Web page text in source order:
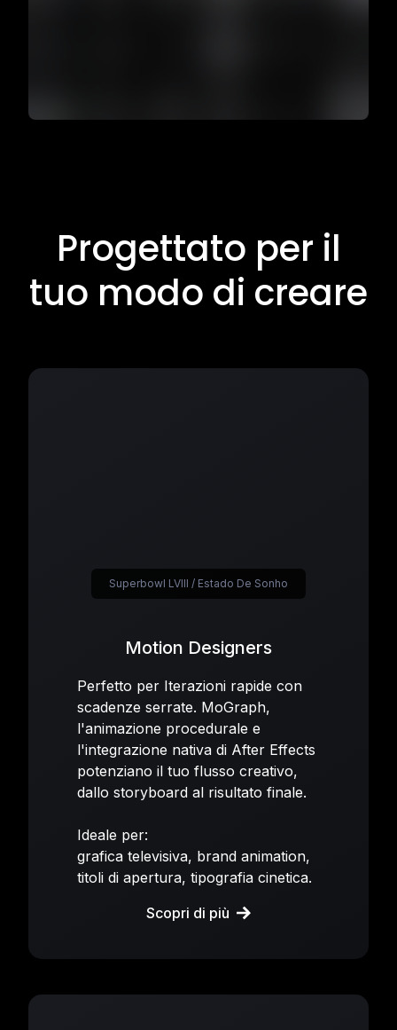
Progettato per il
tuo modo di creare
Motion Designers
Perfetto per Iterazioni rapide con
scadenze serrate. MoGraph,
l'animazione procedurale e
l'integrazione nativa di After Effects
potenziano il tuo flusso creativo,
dallo storyboard al risultato finale.
Ideale per:
grafica televisiva, brand animation,
titoli di apertura, tipografia cinetica.
Scopri di più
Superbowl LVIII / Estado De Sonho